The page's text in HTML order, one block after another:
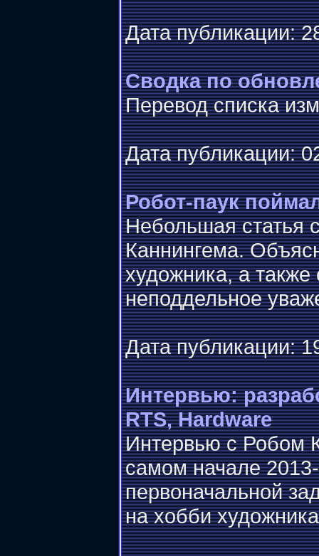
Дата публикации:
Сводка по
Перевод списка
Дата публикации:
Робот-паук
Небольшая статья
Каннингема.
художника, а
неподдельное
Дата публикации:
Интервью:
RTS, Hardware
Интервью с Робом
самом начале 2013-
первоначальной
на хобби